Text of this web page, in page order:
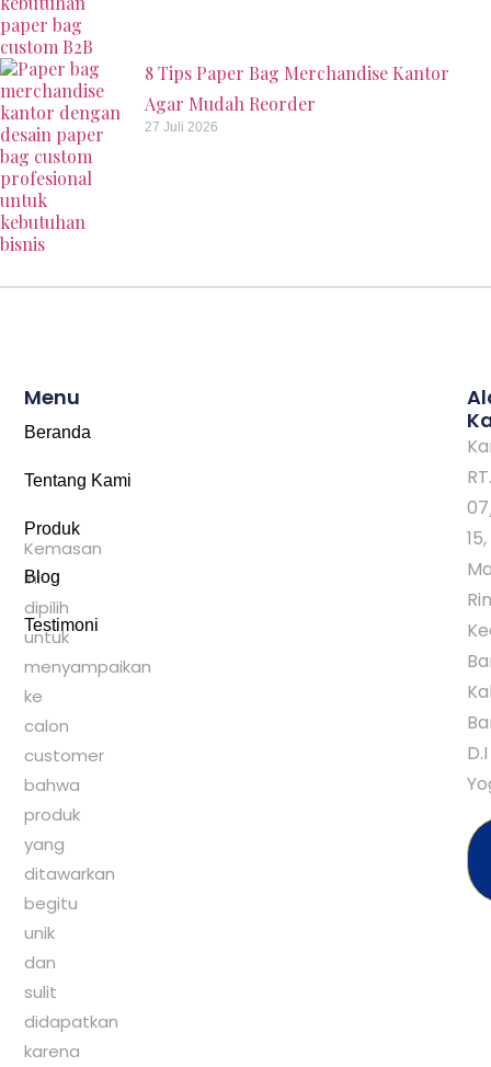
8 Tips Paper Bag Merchandise Kantor
Agar Mudah Reorder
27 Juli 2026
Kemasan
ini
dipilih
untuk
menyampaikan
ke
calon
customer
bahwa
produk
yang
ditawarkan
begitu
unik
dan
sulit
didapatkan
karena
Menu
Beranda
Tentang Kami
Produk
Blog
Testimoni
RT.
15,
D.I